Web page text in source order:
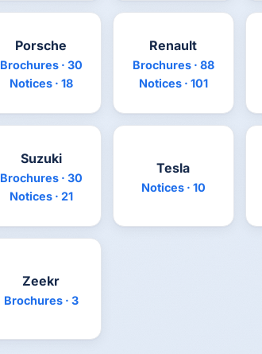
Porsche
Brochures · 30
Notices · 18
Renault
Brochures · 88
Notices · 101
Suzuki
Brochures · 30
Notices · 21
Tesla
Notices · 10
Zeekr
Brochures · 3